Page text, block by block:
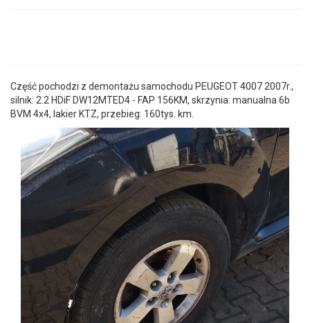
Część pochodzi z demontażu samochodu PEUGEOT 4007 2007r.,
silnik: 2.2 HDiF DW12MTED4 - FAP 156KM, skrzynia: manualna 6b
BVM 4x4, lakier KTZ, przebieg: 160tys. km.